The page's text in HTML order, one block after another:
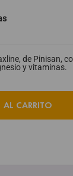
de Pinisan,
y vitaminas.
AL CARRITO